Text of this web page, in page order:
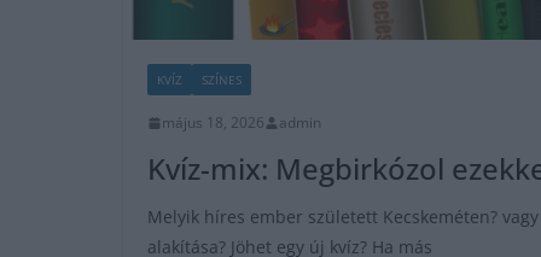
KVÍZ SZÍNES
május 18, 2026 admin
Kvíz-mix: Megbirkózol
Melyik híres ember született Kecskeméten?
alakítása? Jöhet egy új kvíz? Ha más